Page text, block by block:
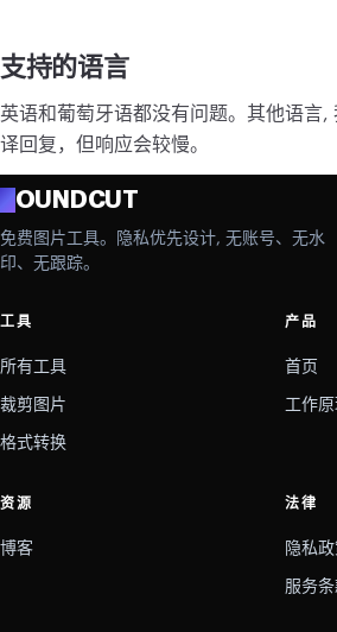
支持的语言
英语和葡萄牙语都没有问题。其他语言,
译回复，但响应会较慢。
ROUNDCUT
免费图片工具。隐私优先设计, 无账号、无水
印、无跟踪。
工具
所有工具
裁剪图片
格式转换
产品
首页
工作
资源
博客
法律
隐私政
服务